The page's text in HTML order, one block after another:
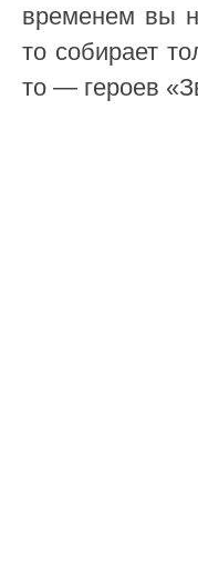
временем вы
то собирает
то — героев